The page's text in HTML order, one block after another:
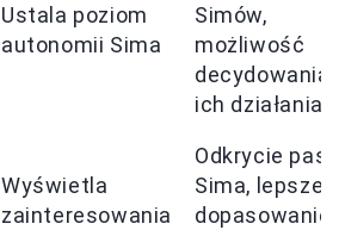
Ustala poziom
autonomii Sima
Simów,
możliwość
decydowania
ich
Wyświetla
zainteresowania
Odkrycie pasji
Sima, lepsze
dopasowanie